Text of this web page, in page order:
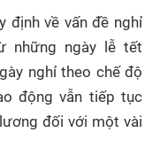
định về vấn đề nghỉ
những ngày lễ tết
nghỉ theo chế độ
động vẫn tiếp tục
đối với một vài